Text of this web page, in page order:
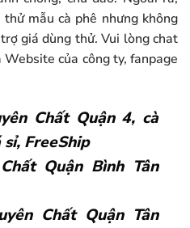
mẫu cà phê nhưng không
giá dùng thử. Vui lòng chat
của công ty, fanpage
Chất Quận 4, cà
sỉ, FreeShip
Quận Bình Tân
Chất Quận Tân